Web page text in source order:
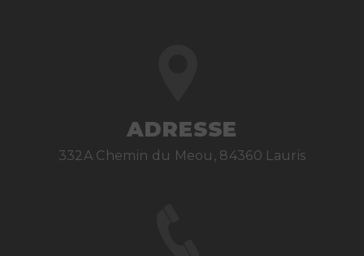
ADRESSE
332A Chemin du Meou, 84360 Lauris